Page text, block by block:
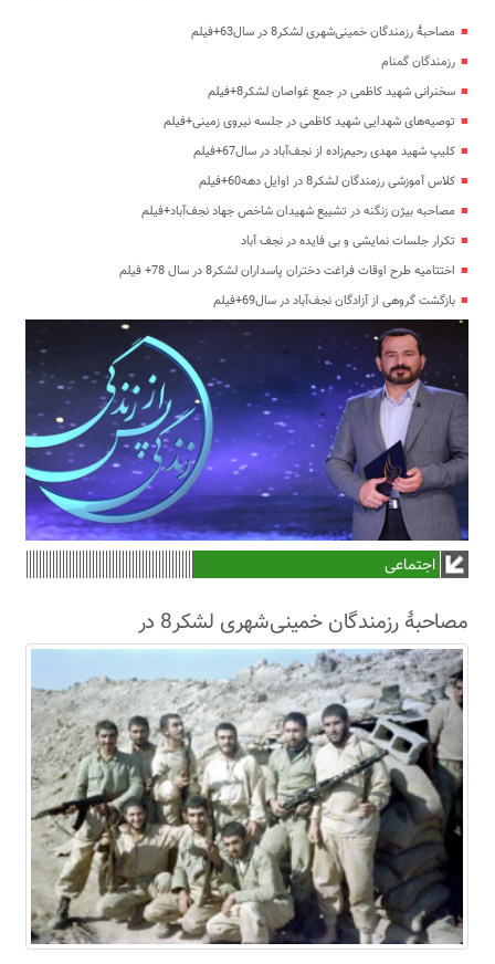
مصاحبۀ رزمندگان خمینی‌شهری لشکر8 در سال63+فیلم
رزمندگان گمنام
سخنرانی شهید کاظمی در جمع غواصان لشکر8+فیلم
توصیه‌های شهدایی شهید کاظمی در جلسه نیروی زمینی+فیلم
کلیپ شهید مهدی رحیم‌زاده از نجف‌آباد در سال67+فیلم
کلاس آموزشی رزمندگان لشکر8 در اوایل دهه60+فیلم
مصاحبه بیژن زنگنه در تشییع شهیدان شاخص جهاد نجف‌آباد+فیلم
تکرار جلسات نمایشی و بی فایده در نجف آباد
اختتامیه طرح اوقات فراغت دختران پاسداران لشکر8 در سال 78+ فیلم
بازگشت گروهی از آزادگان نجف‌آباد در سال69+فیلم
اجتماعی
مصاحبۀ رزمندگان خمینی‌شهری لشکر8 در
سال63+فیلم